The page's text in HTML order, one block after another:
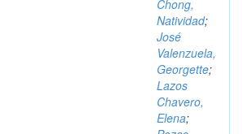
Chong,
Natividad;
José
Valenzuela,
Georgette;
Lazos
Chavero,
Elena;